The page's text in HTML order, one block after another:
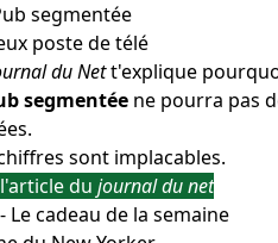
segmentée
du Nett'explique
segmentée ne pourra pas
sont implacables.
du journal du net
Le cadeau de la semaine